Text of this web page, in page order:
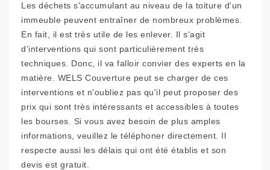
Les déchets s'accumulant au niveau de la toiture d'un
immeuble peuvent entraîner de nombreux problèmes.
En fait, il est très utile de les enlever. Il s'agit
d'interventions qui sont particulièrement très
techniques. Donc, il va falloir convier des experts en la
matière. WELS Couverture peut se charger de ces
interventions et n'oubliez pas qu'il peut proposer des
prix qui sont très intéressants et accessibles à toutes
les bourses. Si vous avez besoin de plus amples
informations, veuillez le téléphoner directement. Il
respecte aussi les délais qui ont été établis et son
devis est gratuit.